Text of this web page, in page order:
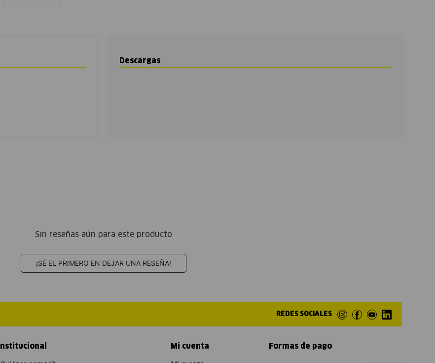
Descargas
Sin reseñas aún para este producto
¡SÉ EL PRIMERO EN DEJAR UNA RESEÑA!
REDES SOCIALES
Institucional Mi cuenta Formas de pago